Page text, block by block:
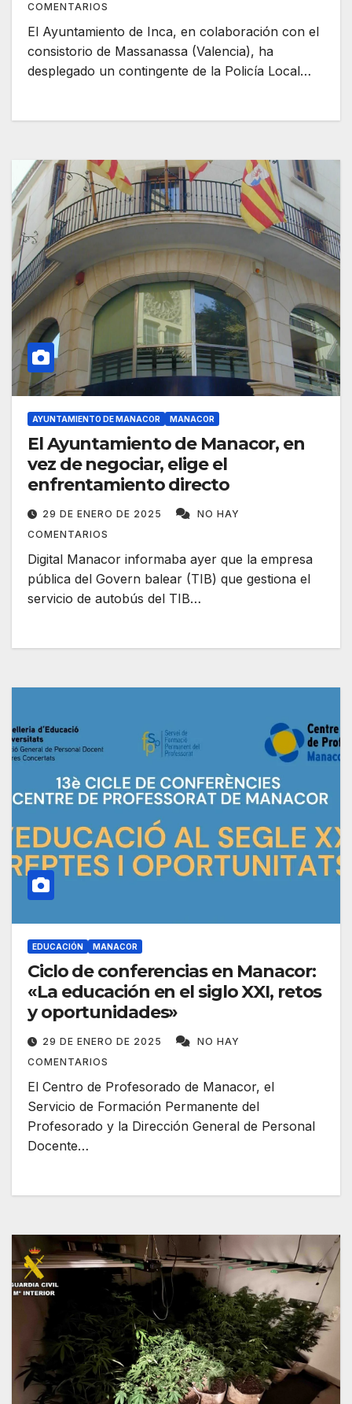
COMENTARIOS
El Ayuntamiento de Inca, en colaboración con el
consistorio de Massanassa (Valencia), ha
desplegado un contingente de la Policía Local…
AYUNTAMIENTO DE MANACOR MANACOR
El Ayuntamiento de Manacor, en
vez de negociar, elige el
enfrentamiento directo
29 DE ENERO DE 2025
NO HAY
COMENTARIOS
Digital Manacor informaba ayer que la empresa
pública del Govern balear (TIB) que gestiona el
servicio de autobús del TIB…
EDUCACIÓN MANACOR
Ciclo de conferencias en Manacor:
«La educación en el siglo XXI, retos
y oportunidades»
29 DE ENERO DE 2025
NO HAY
COMENTARIOS
El Centro de Profesorado de Manacor, el
Servicio de Formación Permanente del
Profesorado y la Dirección General de Personal
Docente…